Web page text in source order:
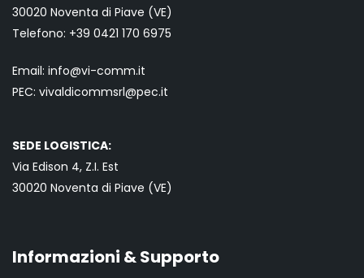
30020 Noventa di Piave (VE)
Telefono: +39 0421 170 6975
Email: info@vi-comm.it
PEC: vivaldicommsrl@pec.it
SEDE LOGISTICA:
Via Edison 4, Z.I. Est
30020 Noventa di Piave (VE)
Informazioni & Supporto